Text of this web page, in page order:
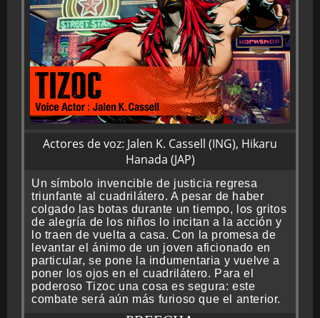
Actores de voz: Jalen K. Cassell (ING), Hikaru
Hanada (JAP)
Un símbolo invencible de justicia regresa
triunfante al cuadrilátero. A pesar de haber
colgado las botas durante un tiempo, los gritos
de alegría de los niños lo incitan a la acción y
lo traen de vuelta a casa. Con la promesa de
levantar el ánimo de un joven aficionado en
particular, se pone la indumentaria y vuelve a
poner los ojos en el cuadrilátero. Para el
poderoso Tizoc una cosa es segura: este
combate será aún más furioso que el anterior.